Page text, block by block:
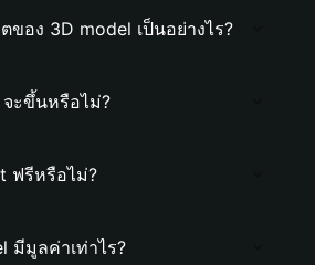
อง 3D model เป็นอย่างไร?
ะขึ้นหรือไม่?
ฟรีหรือไม่?
มีมูลค่าเท่าไร?